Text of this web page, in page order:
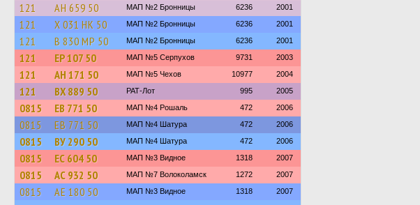
121 АН 659 50 МАП №2 Бронницы 6236 2001
121 Х 031 НК 50 МАП №2 Бронницы 6236 2001
121 В 830 МР 50 МАП №2 Бронницы 6236 2001
121 ЕР 107 50 МАП №5 Серпухов 9731 2003
121 АН 171 50 МАП №5 Чехов 10977 2004
121 ВХ 889 50 РАТ-Лот 995 2005
0815 ЕВ 771 50 МАП №4 Рошаль 472 2006
0815 ЕВ 771 50 МАП №4 Шатура 472 2006
0815 ВУ 290 50 МАП №4 Шатура 472 2006
0815 ЕС 604 50 МАП №3 Видное 1318 2007
0815 АС 932 50 МАП №7 Волоколамск 1272 2007
0815 АЕ 180 50 МАП №3 Видное 1318 2007